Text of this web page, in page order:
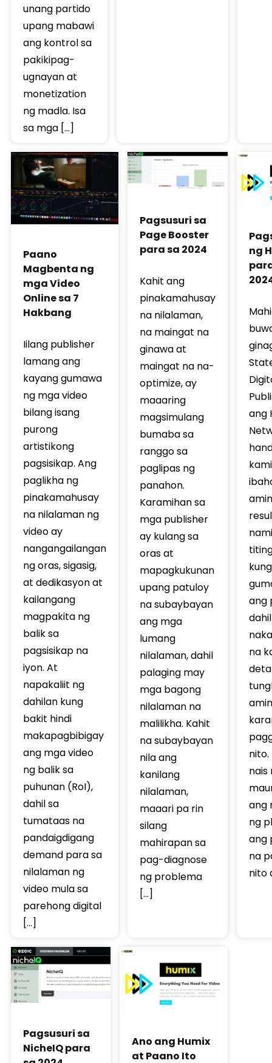
unang partido
upang mabawi
ang kontrol sa
pakikipag-
ugnayan at
monetization
ng madla. Isa
sa mga […]
Paano
Magbenta ng
mga Video
Online sa 7
Hakbang
Iilang publisher
lamang ang
kayang gumawa
ng mga video
bilang isang
purong
artistikong
pagsisikap. Ang
paglikha ng
pinakamahusay
na nilalaman ng
video ay
nangangailangan
ng oras, sigasig,
at dedikasyon at
kailangang
magpakita ng
balik sa
pagsisikap na
iyon. At
napakaliit ng
dahilan kung
bakit hindi
makapagbibigay
ang mga video
ng balik sa
puhunan (RoI),
dahil sa
tumataas na
pandaigdigang
demand para sa
nilalaman ng
video mula sa
parehong digital
[…]
Pagsusuri sa
Page Booster
para sa 2024
Kahit ang
pinakamahusay
na nilalaman,
na maingat na
ginawa at
maingat na na-
optimize, ay
maaaring
magsimulang
bumaba sa
ranggo sa
paglipas ng
panahon.
Karamihan sa
mga publisher
ay kulang sa
oras at
mapagkukunan
upang patuloy
na subaybayan
ang mga
lumang
nilalaman, dahil
palaging may
mga bagong
nilalaman na
malilikha. Kahit
na subaybayan
nila ang
kanilang
nilalaman,
maaari pa rin
silang
mahirapan sa
pag-diagnose
ng problema
[…]
ng
ang
ang
dahil
na
nito.
nais
ang
ng
ang
na
nito
Pagsusuri sa
NicheIQ para
Ano ang Humix
at Paano Ito